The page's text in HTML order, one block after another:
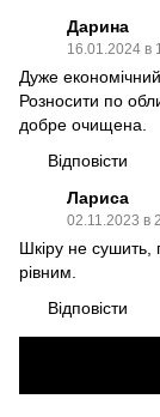
Дарина
16.01.2024 в
Дуже
Розносити по
добре очищена.
Відповісти
Лариса
02.11.2023 в
Шкіру не сушить,
рівним.
Відповісти